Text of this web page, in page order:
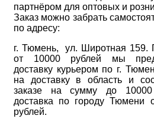
партнёром для оптовых и
Заказ можно забрать
по адресу:
г. Тюмень, ул. Широтная 159.
от 10000 рублей мы
доставку курьером по г.
на доставку в область и
заказе на сумму до 10000
доставка по городу Тюмени
рублей.